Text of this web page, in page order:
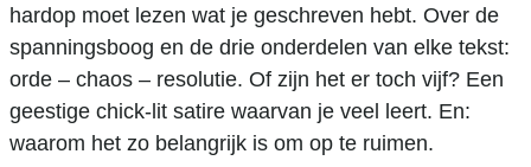
hardop moet lezen wat je geschreven hebt. Over de
spanningsboog en de drie onderdelen van elke tekst:
orde – chaos – resolutie. Of zijn het er toch vijf? Een
geestige chick-lit satire waarvan je veel leert. En:
waarom het zo belangrijk is om op te ruimen.